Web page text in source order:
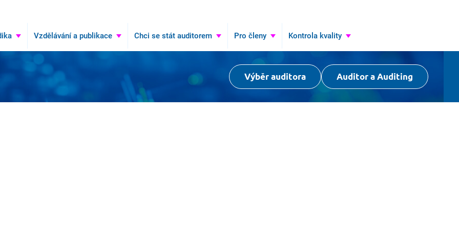
Vzdělávání a publikace Chci se stát auditorem Pro členy Kontrola kvality
Výběr auditora Auditor a Auditing